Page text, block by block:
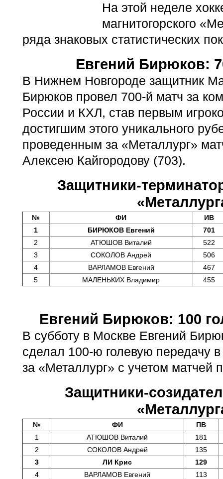
На этой неделе
магнитогорского
ряда знаковых статистических
Евгений Бирюков:
В Нижнем Новгороде защитник
Бирюков провел 700-й матч за
России и КХЛ, став первым
достигшим этого уникального
проведенным за «Металлург»
Алексею Кайгородову (703).
Защитники-
№ ФИ
ИВ
1
БИРЮКОВ Евгений
701
2
АТЮШОВ Виталий
522
3
СОКОЛОВ Андрей
506
4
ВАРЛАМОВ Евгений
467
5
МАЛЕНЬКИХ Владимир 455
Евгений Бирюков: 100
В субботу в Москве Евгений
сделал 100-ю голевую передачу
за «Металлург» с учетом
Защитники-
№ ФИ
ПВ
1
АТЮШОВ Виталий
181
2
СОКОЛОВ Андрей
135
3
ЛИ Крис
129
4
ВАРЛАМОВ Евгений
113